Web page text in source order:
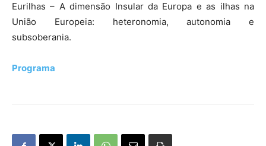
Eurilhas – A dimensão Insular da Europa e as ilhas na
União Europeia: heteronomia, autonomia e
subsoberania.
Programa